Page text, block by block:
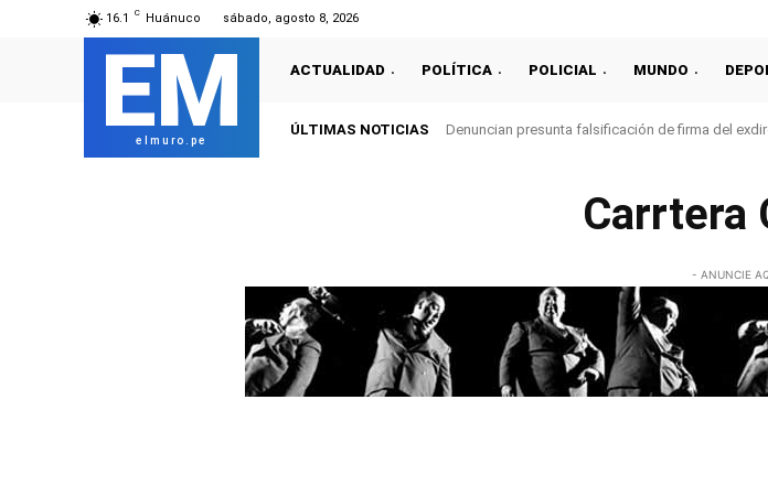
16.1 C Huánuco sábado, agosto 8, 2026
EM
elmuro.pe
ACTUALIDAD POLÍTICA POLICIAL MUNDO
ÚLTIMAS NOTICIAS Denuncian presunta falsificación de firma del
Carrtera
- ANUNCIE